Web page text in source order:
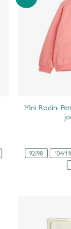
92/98 104/
Mini Rodini